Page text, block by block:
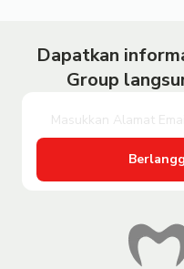
Dapatkan
Group